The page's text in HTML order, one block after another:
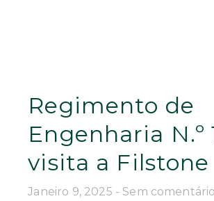
Regimento de
Engenharia N.º
visita a Filstone
Janeiro 9, 2025 Sem